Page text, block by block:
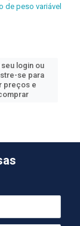
de peso variável
seu login ou
se para
preços e